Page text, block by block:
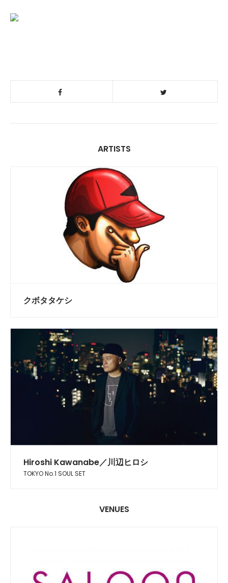
ARTISTS
クボタタケシ
Hiroshi Kawanabe／川辺ヒロシ
TOKYO No.1 SOUL SET
VENUES